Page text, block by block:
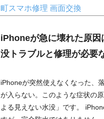
町スマホ修理 画面交換
iPhoneが急に壊れた原因
没トラブルと修理が必要
iPhoneが突然使えなくなった、
が入らない。このような症状の
よる見えない水没」です。